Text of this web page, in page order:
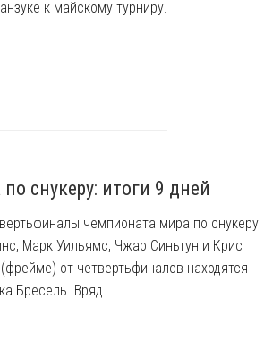
к майскому турниру.
снукеру: итоги 9 дней
чемпионата мира по снукеру
Марк Уильямс, Чжао Синьтун и Крис
от четвертьфиналов находятся
Бресель. Вряд...